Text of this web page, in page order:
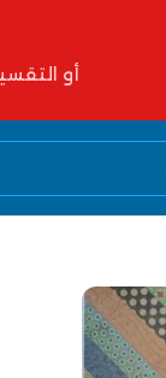
أو التقسيط من البنك